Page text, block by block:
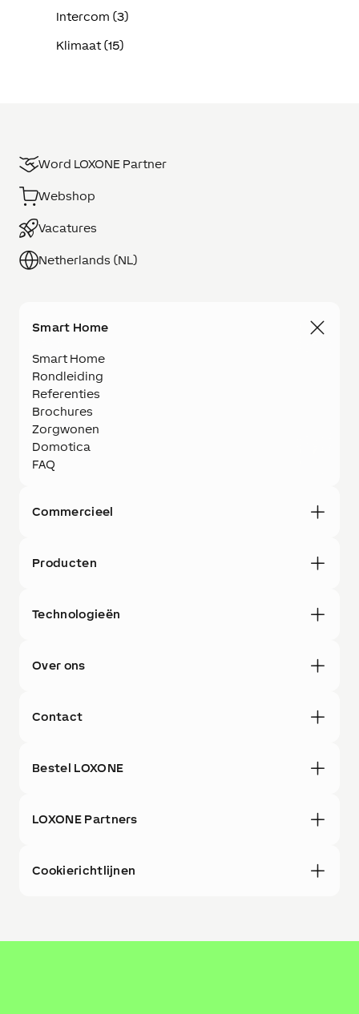
Intercom (3)
Klimaat (15)
Word LOXONE Partner
Webshop
Vacatures
Netherlands (NL)
Smart Home
Smart Home
Rondleiding
Referenties
Brochures
Zorgwonen
Domotica
FAQ
Commercieel
Producten
Technologieën
Over ons
Contact
Bestel LOXONE
LOXONE Partners
Cookierichtlijnen